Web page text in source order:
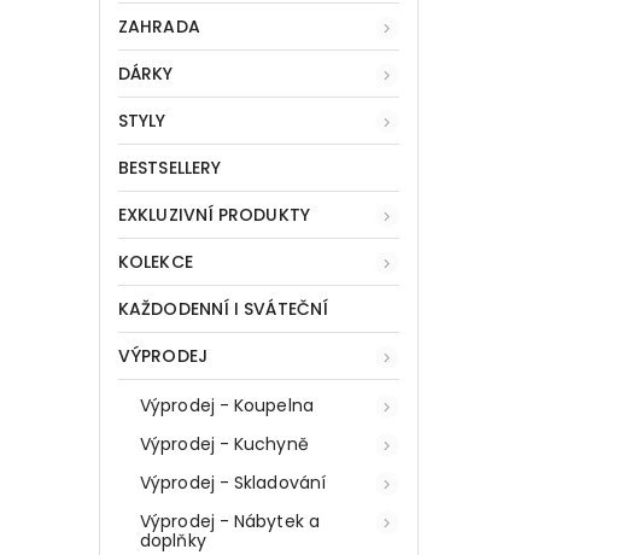
ZAHRADA
DÁRKY
STYLY
BESTSELLERY
EXKLUZIVNÍ PRODUKTY
KOLEKCE
KAŽDODENNÍ I SVÁTEČNÍ
VÝPRODEJ
Výprodej - Koupelna
Výprodej - Kuchyně
Výprodej - Skladování
Výprodej - Nábytek a
doplňky